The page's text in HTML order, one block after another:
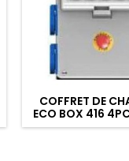
COFFRET DE
ECO BOX 416
2DISJ.